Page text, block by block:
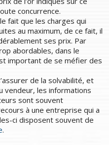
concurrence.
fait que les charges qui
au maximum, de ce fait, il
ses prix. Par
abordables, dans le
important de se méfier des
de la solvabilité, et
vendeur, les informations
sont souvent
à une entreprise qui a
ci disposent souvent de
.